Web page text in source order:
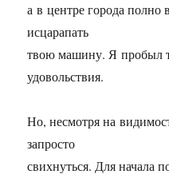
а в центре города полно
исцарапать
твою машину. Я пробыл
удовольствия.
Но, несмотря на
запросто
свихнуться. Для начала